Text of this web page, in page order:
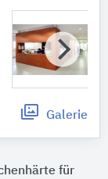
Galerie
für